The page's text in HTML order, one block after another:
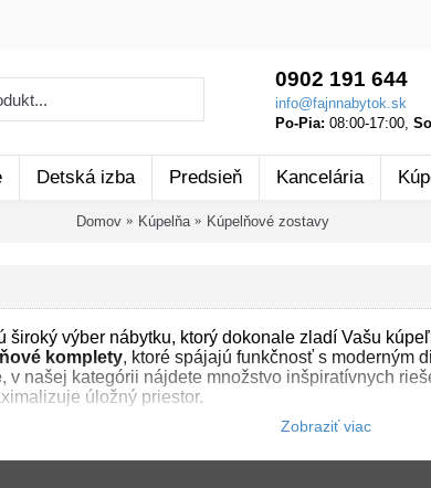
0902 191 644
info@fajnnabytok.sk
Po-Pia: 08:00-17:00,
Detská izba Predsieň Kancelária
Domov Kúpelňa Kúpelňové zostavy
široký výber nábytku, ktorý dokonale zladí Vašu
komplety, ktoré spájajú funkčnosť s moderným
, v našej kategórii nájdete množstvo inšpiratívnych
úložný priestor.
zo základných kúpeľňových skriniek, ako sú: